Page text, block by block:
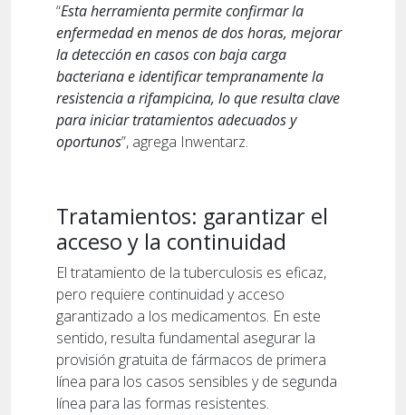
“Esta herramienta permite confirmar la
enfermedad en menos de dos horas, mejorar
la detección en casos con baja carga
bacteriana e identificar tempranamente la
resistencia a rifampicina, lo que resulta clave
para iniciar tratamientos adecuados y
oportunos”, agrega Inwentarz.
Tratamientos: garantizar el
acceso y la continuidad
El tratamiento de la tuberculosis es eficaz,
pero requiere continuidad y acceso
garantizado a los medicamentos. En este
sentido, resulta fundamental asegurar la
provisión gratuita de fármacos de primera
línea para los casos sensibles y de segunda
línea para las formas resistentes.